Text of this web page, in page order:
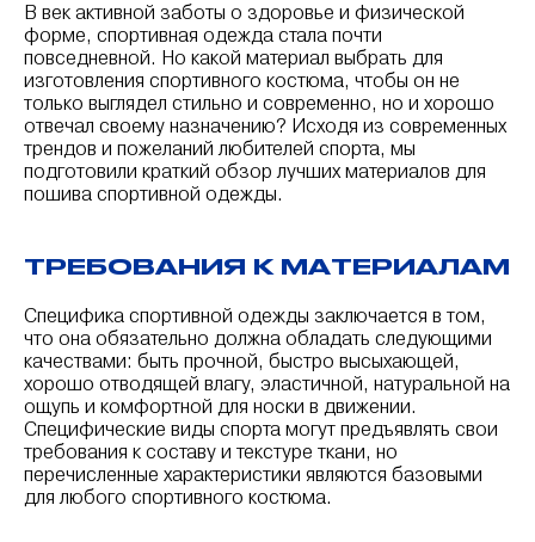
В век активной заботы о здоровье и физической
форме, спортивная одежда стала почти
повседневной. Но какой материал выбрать для
изготовления спортивного костюма, чтобы он не
только выглядел стильно и современно, но и хорошо
отвечал своему назначению? Исходя из современных
трендов и пожеланий любителей спорта, мы
подготовили краткий обзор лучших материалов для
пошива спортивной одежды.
ТРЕБОВАНИЯ К МАТЕРИАЛАМ
Специфика спортивной одежды заключается в том,
что она обязательно должна обладать следующими
качествами: быть прочной, быстро высыхающей,
хорошо отводящей влагу, эластичной, натуральной на
ощупь и комфортной для носки в движении.
Специфические виды спорта могут предъявлять свои
требования к составу и текстуре ткани, но
перечисленные характеристики являются базовыми
для любого спортивного костюма.